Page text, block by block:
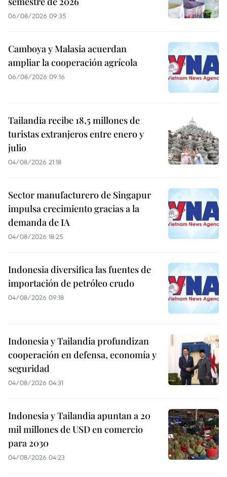
06/08/2026 09:35
Camboya y Malasia acuerdan
ampliar la cooperación agrícola
06/08/2026 09:16
Tailandia recibe 18,5 millones de
turistas extranjeros entre enero y
julio
04/08/2026 21:18
Sector manufacturero de Singapur
impulsa crecimiento gracias a la
demanda de IA
04/08/2026 18:25
Indonesia diversifica las fuentes de
importación de petróleo crudo
04/08/2026 09:18
Indonesia y Tailandia profundizan
cooperación en defensa, economía y
seguridad
04/08/2026 04:31
Indonesia y Tailandia apuntan a 20
mil millones de USD en comercio
para 2030
04/08/2026 04:23